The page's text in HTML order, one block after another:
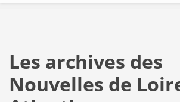
Les archives des
Nouvelles de